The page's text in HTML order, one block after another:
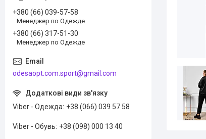
+380 (66) 039-57-58
Менеджер по Одежде
+380 (66) 317-51-30
Менеджер по Одежде
odesaopt.com.sport@gmail.com
Viber - Одежда +38 (066) 039 57 58
Viber - Обувь +38 (098) 000 13 40